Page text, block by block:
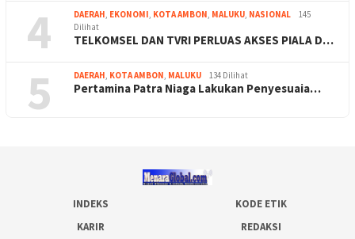
4 DAERAH, EKONOMI, KOTA AMBON, MALUKU, NASIONAL
145
Dilihat
TELKOMSEL DAN TVRI PERLUAS AKSES PIALA D…
5 DAERAH, KOTA AMBON, MALUKU 134 Dilihat
Pertamina Patra Niaga Lakukan Penyesuaia…
INDEKS
KODE ETIK
KARIR
REDAKSI